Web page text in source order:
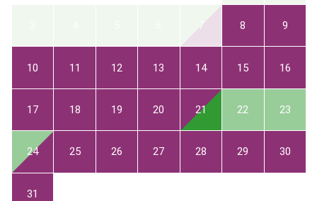
7 8 9
10 11 12 13 14 15 16
17 18 19 20 21 22 23
24 25 26 27 28 29 30
31